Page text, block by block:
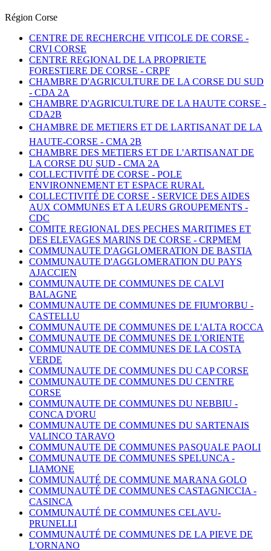
Région Corse
CENTRE DE RECHERCHE VITICOLE DE CORSE -
CRVI CORSE
CENTRE REGIONAL DE LA PROPRIETE
FORESTIERE DE CORSE - CRPF
CHAMBRE D'AGRICULTURE DE LA CORSE DU SUD
- CDA 2A
CHAMBRE D'AGRICULTURE DE LA HAUTE CORSE -
CDA2B
CHAMBRE DE METIERS ET DE LARTISANAT DE LA
HAUTE-CORSE - CMA 2B
CHAMBRE DES METIERS ET DE L'ARTISANAT DE
LA CORSE DU SUD - CMA 2A
COLLECTIVITÉ DE CORSE - POLE
ENVIRONNEMENT ET ESPACE RURAL
COLLECTIVITÉ DE CORSE - SERVICE DES AIDES
AUX COMMUNES ET A LEURS GROUPEMENTS -
CDC
COMITE REGIONAL DES PECHES MARITIMES ET
DES ELEVAGES MARINS DE CORSE - CRPMEM
COMMUNAUTE D'AGGLOMERATION DE BASTIA
COMMUNAUTE D'AGGLOMERATION DU PAYS
AJACCIEN
COMMUNAUTE DE COMMUNES DE CALVI
BALAGNE
COMMUNAUTE DE COMMUNES DE FIUM'ORBU -
CASTELLU
COMMUNAUTE DE COMMUNES DE L'ALTA ROCCA
COMMUNAUTE DE COMMUNES DE L'ORIENTE
COMMUNAUTE DE COMMUNES DE LA COSTA
VERDE
COMMUNAUTE DE COMMUNES DU CAP CORSE
COMMUNAUTE DE COMMUNES DU CENTRE
CORSE
COMMUNAUTE DE COMMUNES DU NEBBIU -
CONCA D'ORU
COMMUNAUTE DE COMMUNES DU SARTENAIS
VALINCO TARAVO
COMMUNAUTE DE COMMUNES PASQUALE PAOLI
COMMUNAUTE DE COMMUNES SPELUNCA -
LIAMONE
COMMUNAUTÉ DE COMMUNE MARANA GOLO
COMMUNAUTÉ DE COMMUNES CASTAGNICCIA -
CASINCA
COMMUNAUTÉ DE COMMUNES CELAVU-
PRUNELLI
COMMUNAUTÉ DE COMMUNES DE LA PIEVE DE
L'ORNANO